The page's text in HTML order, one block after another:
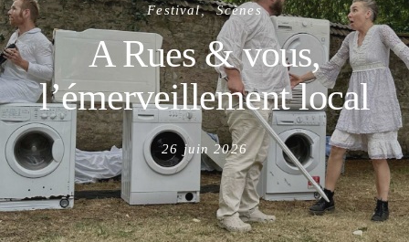
Festival Scènes
A Rues & vous,
l’émerveillement local
Posted
on
26 juin 2026